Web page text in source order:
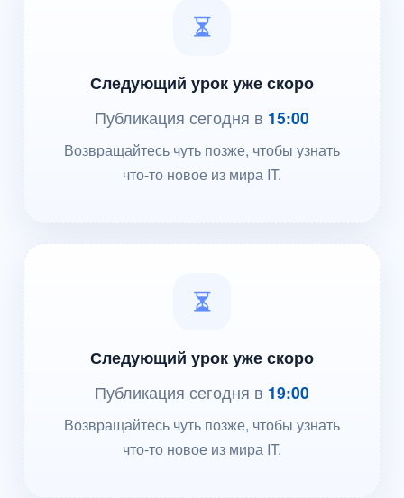
Следующий урок уже скоро
Публикация сегодня в 15:00
Возвращайтесь чуть позже, чтобы узнать
что-то новое из мира IT.
Следующий урок уже скоро
Публикация сегодня в 19:00
Возвращайтесь чуть позже, чтобы узнать
что-то новое из мира IT.